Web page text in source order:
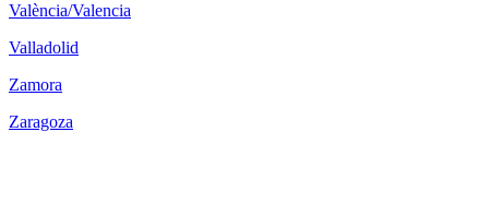
València/Valencia
Valladolid
Zamora
Zaragoza